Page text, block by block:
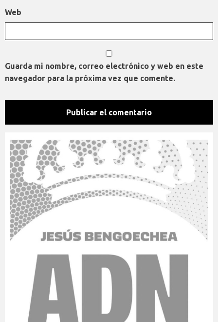
Web
Guarda mi nombre, correo electrónico y web en este
navegador para la próxima vez que comente.